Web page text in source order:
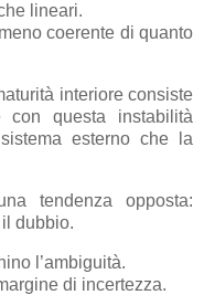
lineari.
coerente di quanto
interiore consiste
con questa instabilità
esterno che la
tendenza opposta:
dubbio.
l’ambiguità.
di incertezza.